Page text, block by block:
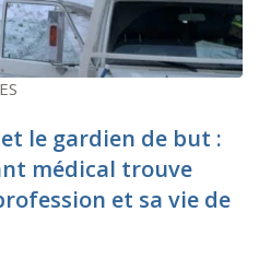
le gardien de but :
médical trouve
et sa vie de